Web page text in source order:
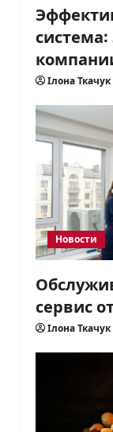
Ілона Ткачук
Новости
сервис
Ілона Ткачук